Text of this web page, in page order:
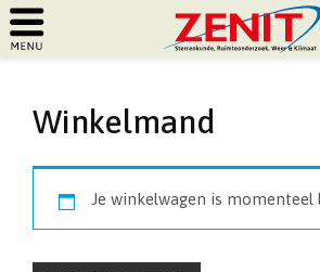
PRIMARY
MENU
Winkelmand
Je winkelwagen is momenteel